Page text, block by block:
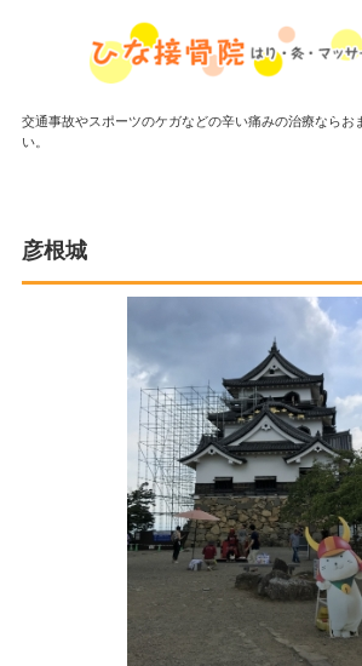
交通事故やスポーツのケガなどの辛い痛みの治療ならお
い。
当院について/アクセス
彦根城